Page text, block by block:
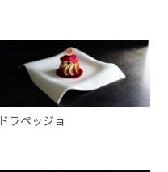
ドラペッジョ